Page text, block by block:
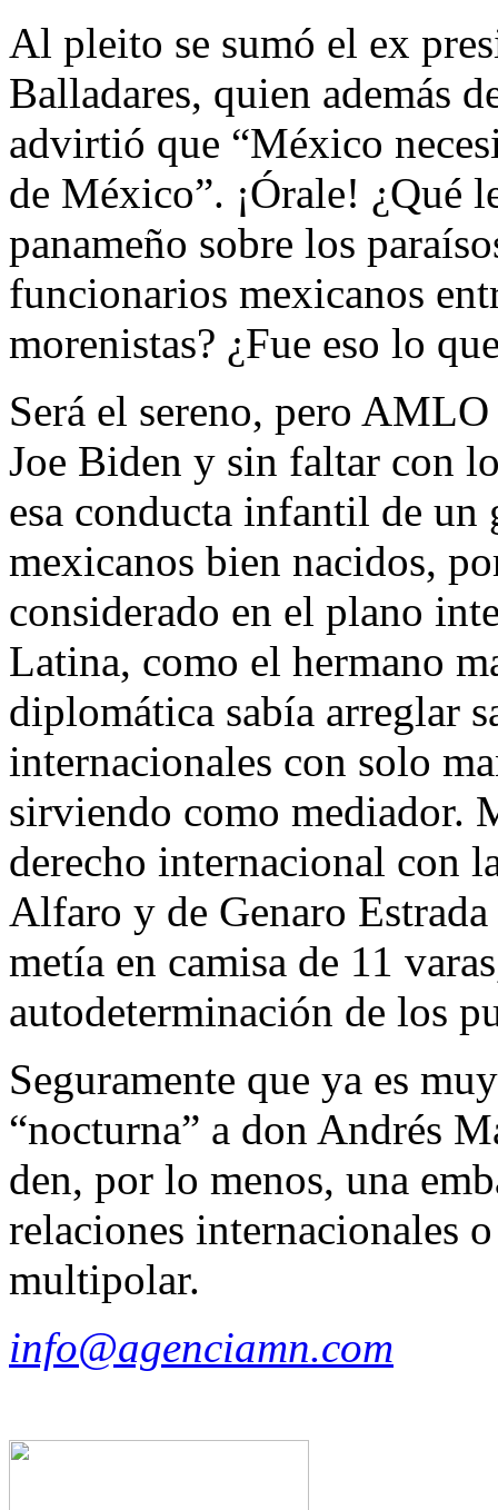
Al pleito se sumó el ex
Balladares, quien además
advirtió que “México
de México”. ¡Órale! ¿Qué
panameño sobre los
funcionarios mexicanos
morenistas? ¿Fue eso lo
Será el sereno, pero
Joe Biden y sin faltar con
esa conducta infantil de un
mexicanos bien nacidos,
considerado en el plano
Latina, como el hermano
diplomática sabía arreglar
internacionales con solo
sirviendo como mediador.
derecho internacional con
Alfaro y de Genaro
metía en camisa de 11
autodeterminación de los
Seguramente que ya es
“nocturna” a don Andrés
den, por lo menos, una
relaciones internacionales
multipolar.
info@agenciamn.com